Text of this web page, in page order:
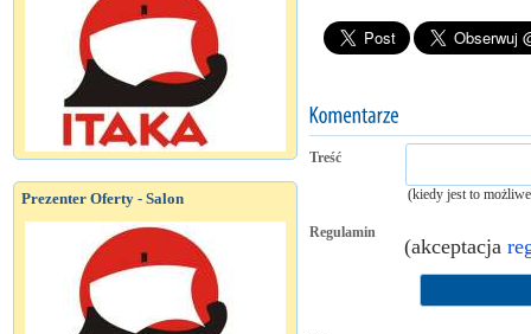
Prezenter Oferty - Salon
Treść
(kiedy jest to
Regulamin
(akceptacja